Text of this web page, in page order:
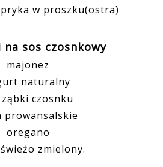
w proszku(ostra)
na sos czosnkowy
majonez
naturalny
ząbki czosnku
prowansalskie
oregano
zmielony.